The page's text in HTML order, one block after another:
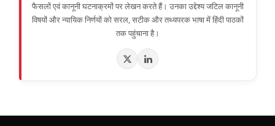
फैसलों एवं कानूनी घटनाक्रमों पर लेखन करते हैं। उनका उद्देश्य जटिल कानूनी
विषयों और न्यायिक निर्णयों को सरल, सटीक और तथ्यपरक भाषा में हिंदी पाठकों
तक पहुंचाना है।